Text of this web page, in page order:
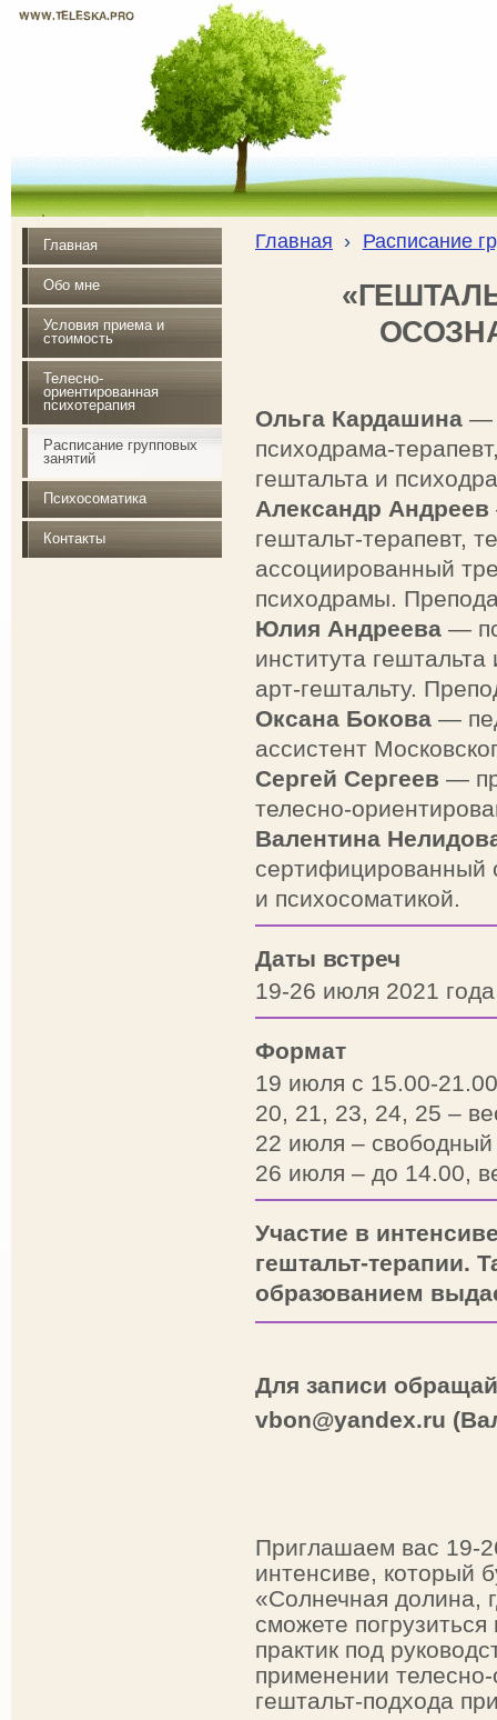
Почувствуй радость жизни
WWW.TELESKA.PRO
Главная
Обо мне
Условия приема и
стоимость
Телесно-
ориентированная
психотерапия
Расписание групповых
занятий
Психосоматика
Контакты
Главная › Расписание
Ольга Кардашина —
психодрама-
гештальта и
Александр Андреев
гештальт-терапевт,
ассоциированный
психодрамы.
Юлия Андреева —
института
арт-гештальту.
Оксана Бокова —
ассистент
Сергей Сергеев —
телесно-
Валентина
сертифицированный
и психосоматикой.
Даты встреч
19-26 июля 2021 года
Формат
19 июля с 15.00-
20, 21, 23, 24, 25 –
22 июля – свободный
26 июля – до 14.00,
Участие в
гештальт-терапии.
образованием
Для записи
vbon@yandex.ru
Приглашаем вас 19-
интенсиве, который
«Солнечная долина,
сможете
практик под
применении
гештальт-подхода